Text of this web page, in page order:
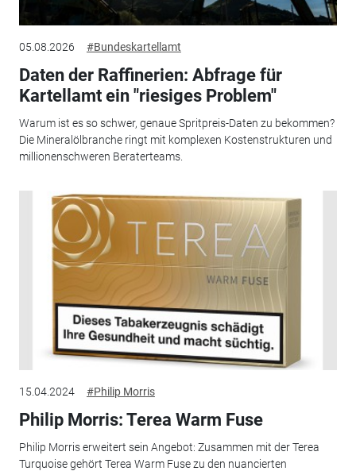
05.08.2026 #Bundeskartellamt
Daten der Raffinerien: Abfrage für
Kartellamt ein "riesiges Problem"
Warum ist es so schwer, genaue Spritpreis-Daten zu bekommen?
Die Mineralölbranche ringt mit komplexen Kostenstrukturen und
millionenschweren Beraterteams.
15.04.2024 #Philip Morris
Philip Morris: Terea Warm Fuse
Philip Morris erweitert sein Angebot: Zusammen mit der Terea
Turquoise gehört Terea Warm Fuse zu den nuancierten